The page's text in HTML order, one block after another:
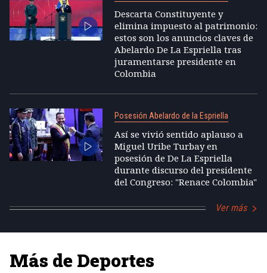
Descarta Constituyente y
elimina impuesto al patrimonio:
estos son los anuncios claves de
Abelardo De La Espriella tras
juramentarse presidente en
Colombia
Posesión Abelardo de la Espriella
Así se vivió sentido aplauso a
Miguel Uribe Turbay en
posesión de De La Espriella
durante discurso del presidente
del Congreso: "Renace Colombia"
Ver más
Más de Deportes